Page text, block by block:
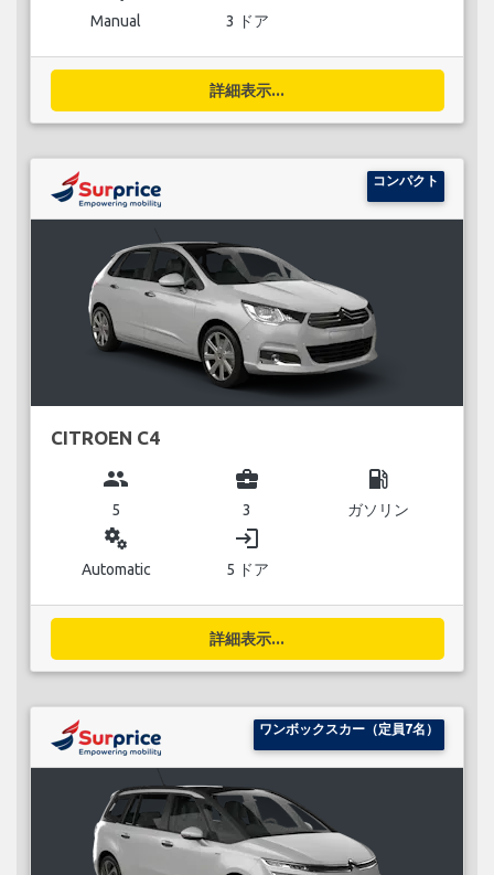
Manual 3 ドア
詳細表示...
コンパクト
CITROEN C4
group
5
business_center
3
local_gas_station
ガソリン
miscellaneous_services
Automatic
login
5 ドア
詳細表示...
ワンボックスカー（定員7名）